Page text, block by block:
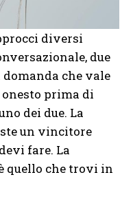
diversi
due
che vale
prima di
dei due. La
un vincitore
fare. La
quello che trovi in